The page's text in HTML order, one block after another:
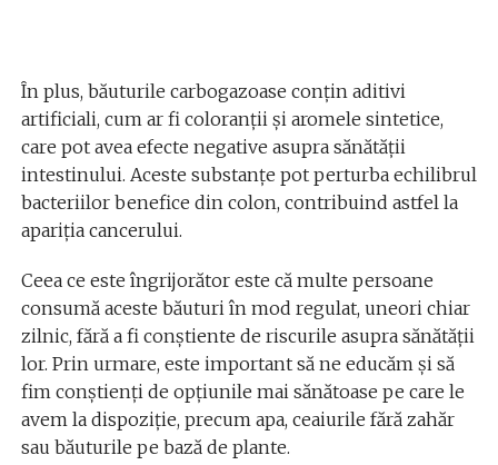
În plus, băuturile carbogazoase conțin aditivi
artificiali, cum ar fi coloranții și aromele sintetice,
care pot avea efecte negative asupra sănătății
intestinului. Aceste substanțe pot perturba echilibrul
bacteriilor benefice din colon, contribuind astfel la
apariția cancerului.
Ceea ce este îngrijorător este că multe persoane
consumă aceste băuturi în mod regulat, uneori chiar
zilnic, fără a fi conștiente de riscurile asupra sănătății
lor. Prin urmare, este important să ne educăm și să
fim conștienți de opțiunile mai sănătoase pe care le
avem la dispoziție, precum apa, ceaiurile fără zahăr
sau băuturile pe bază de plante.